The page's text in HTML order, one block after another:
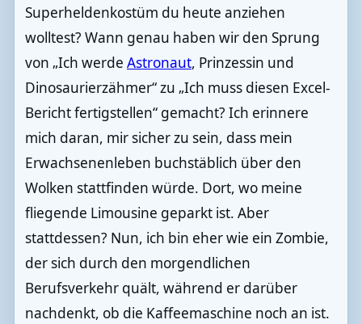
Superheldenkostüm du heute anziehen
wolltest? Wann genau haben wir den Sprung
von „Ich werde Astronaut, Prinzessin und
Dinosaurierzähmer“ zu „Ich muss diesen Excel-
Bericht fertigstellen“ gemacht? Ich erinnere
mich daran, mir sicher zu sein, dass mein
Erwachsenenleben buchstäblich über den
Wolken stattfinden würde. Dort, wo meine
fliegende Limousine geparkt ist. Aber
stattdessen? Nun, ich bin eher wie ein Zombie,
der sich durch den morgendlichen
Berufsverkehr quält, während er darüber
nachdenkt, ob die Kaffeemaschine noch an ist.